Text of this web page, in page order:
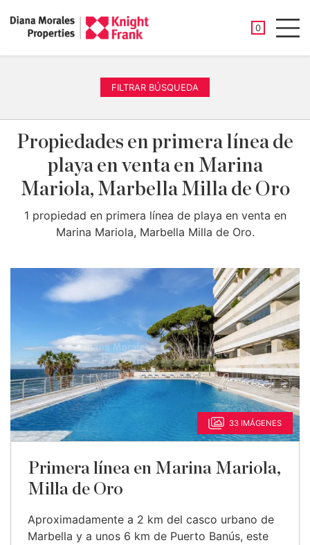
0
FILTRAR BÚSQUEDA
Propiedades en primera línea de
playa en venta en Marina
Mariola, Marbella Milla de Oro
1 propiedad en primera línea de playa en venta en
Marina Mariola, Marbella Milla de Oro.
33 IMÁGENES
Primera línea en Marina Mariola,
Milla de Oro
Aproximadamente a 2 km del casco urbano de
Marbella y a unos 6 km de Puerto Banús, este